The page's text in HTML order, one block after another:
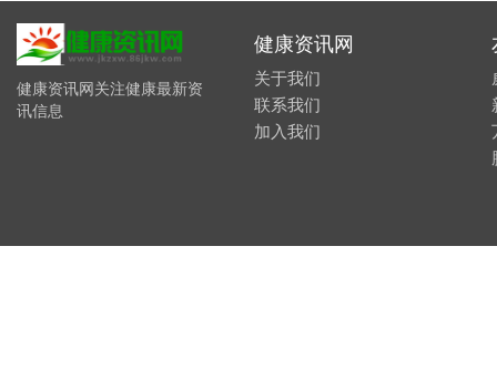
健康资讯网关注健康最新资
讯信息
健康资讯网
关于我们
联系我们
加入我们